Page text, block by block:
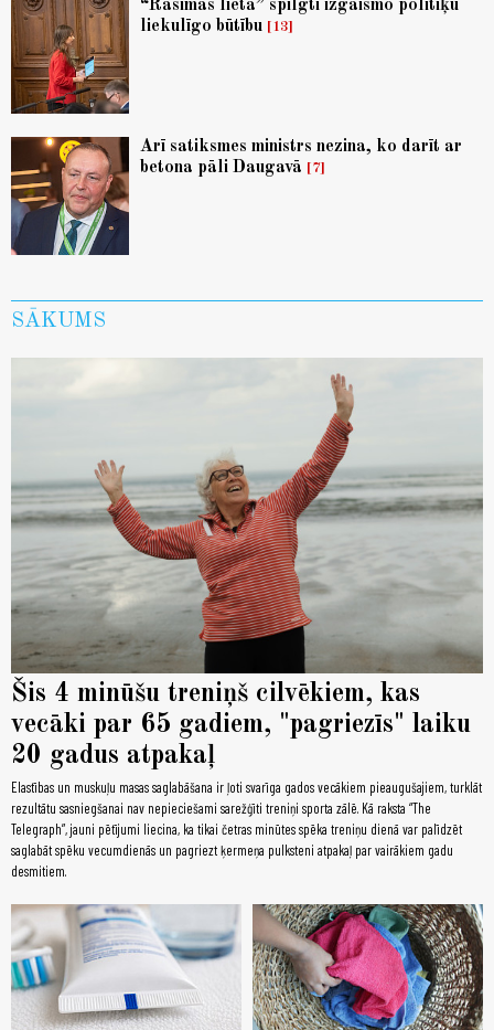
“Rasimas lieta” spilgti izgaismo politiķu
liekulīgo būtību
13
Arī satiksmes ministrs nezina, ko darīt ar
betona pāli Daugavā
7
SĀKUMS
Šis 4 minūšu treniņš cilvēkiem, kas
vecāki par 65 gadiem, "pagriezīs" laiku
20 gadus atpakaļ
Elastības un muskuļu masas saglabāšana ir ļoti svarīga gados vecākiem pieaugušajiem, turklāt
rezultātu sasniegšanai nav nepieciešami sarežģīti treniņi sporta zālē. Kā raksta “The
Telegraph”, jauni pētījumi liecina, ka tikai četras minūtes spēka treniņu dienā var palīdzēt
saglabāt spēku vecumdienās un pagriezt ķermeņa pulksteni atpakaļ par vairākiem gadu
desmitiem.